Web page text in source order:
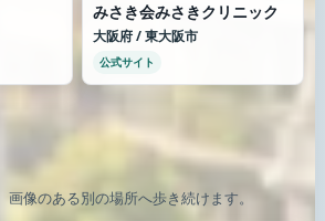
みさき会みさきクリニック
大阪府 / 東大阪市
公式サイト
像のある別の場所へ歩き続けます。